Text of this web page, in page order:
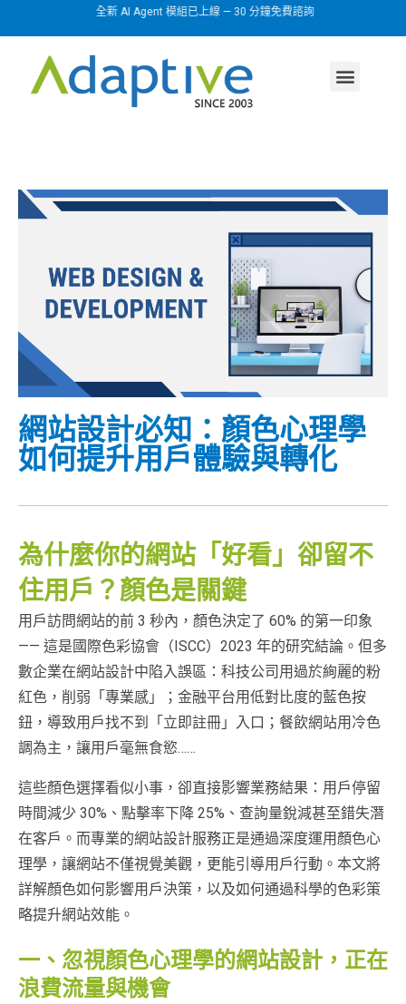
全新 AI Agent 模組已上線 — 30 分鐘免費諮詢
網站設計必知：顏色心理學
如何提升用戶體驗與轉化
為什麼你的網站「好看」卻留不
住用戶？顏色是關鍵
用戶訪問網站的前 3 秒內，顏色決定了 60% 的第一印象
—— 這是國際色彩協會（ISCC）2023 年的研究結論。但多
數企業在網站設計中陷入誤區：科技公司用過於絢麗的粉
紅色，削弱「專業感」；金融平台用低對比度的藍色按
鈕，導致用戶找不到「立即註冊」入口；餐飲網站用冷色
調為主，讓用戶毫無食慾……
這些顏色選擇看似小事，卻直接影響業務結果：用戶停留
時間減少 30%、點擊率下降 25%、查詢量銳減甚至錯失潛
在客戶。而專業的網站設計服務正是通過深度運用顏色心
理學，讓網站不僅視覺美觀，更能引導用戶行動。本文將
詳解顏色如何影響用戶決策，以及如何通過科學的色彩策
略提升網站效能。
一、忽視顏色心理學的網站設計，正在
浪費流量與機會